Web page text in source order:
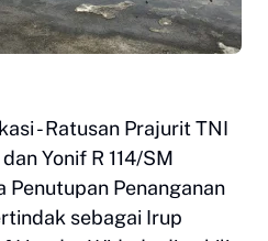
- Ratusan Prajurit TNI
Yonif R 114/SM
Penutupan Penanganan
sebagai Irup